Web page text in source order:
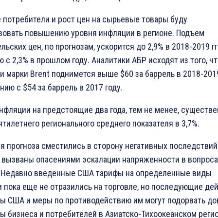
потребители и рост цен на сырьевые товары буду
повышению уровня инфляции в регионе. Подъем
цен, по прогнозам, ускорится до 2,9% в 2018-2019
с 2,3% в прошлом году. Аналитики АБР исходят из того,
марки Brent поднимется выше $60 за баррель в 2018-
с $54 за баррель в 2017 году.
на предстоящие два года, тем не менее,
регионального среднего показателя в 3,7%.
прогноза сместились в сторону негативных
опасениями эскалации напряженности в
Недавно введенные США тарифы на определенные виды
пока еще не отразились на торговле, но последующие
США и меры по противодействию им могут подорвать
бизнеса и потребителей в Азиатско-Тихоокеанском